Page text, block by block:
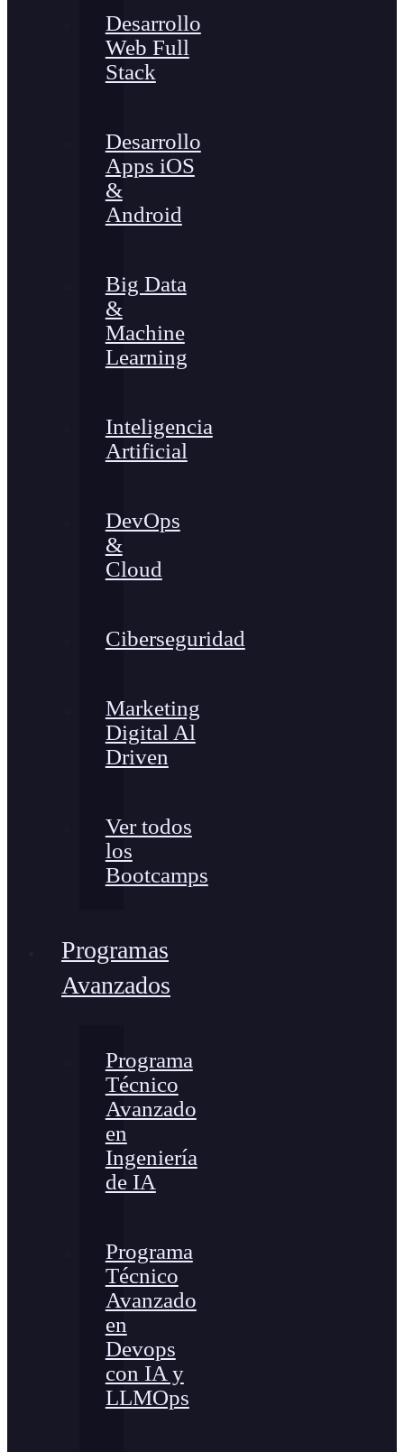
Desarrollo
Web Full
Stack
Desarrollo
Apps iOS
&
Android
Big Data
&
Machine
Learning
Inteligencia
Artificial
DevOps
&
Cloud
Ciberseguridad
Marketing
Digital Al
Driven
Ver todos
los
Bootcamps
Programas
Avanzados
Programa
Técnico
Avanzado
en
Ingeniería
de IA
Programa
Técnico
Avanzado
en
Devops
con IA y
LLMOps